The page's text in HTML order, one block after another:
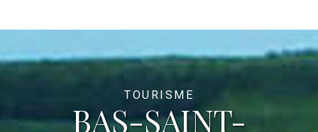
TOURISME
BAS-SAINT-